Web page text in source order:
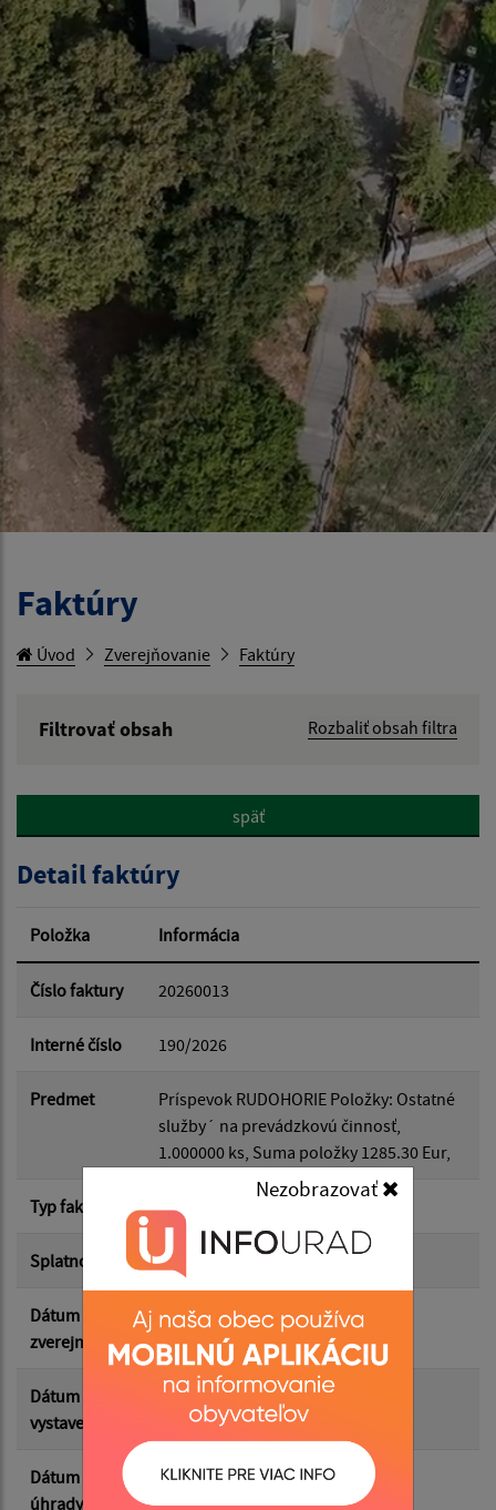
Nezobrazovať
Faktúry
Úvod Zverejňovanie Faktúry
Filtrovať obsah
Rozbaliť obsah filtra
Hľadať v:
Dátum od:
Suma do:
Filtrovať Reset
späť
Detail faktúry
Položka Informácia
Číslo faktury 20260013
Interné číslo 190/2026
Predmet
Príspevok RUDOHORIE Položky: Ostatné
služby´ na prevádzkovú činnosť,
1.000000 ks, Suma položky 1285.30 Eur,
Typ faktúry dodávateľská
Splatnosť 29.03.2026
Dátum
zverejnenia
25.05.2026
Dátum
vystavenia
15.03.2026
Dátum
úhrady
30.03.2026